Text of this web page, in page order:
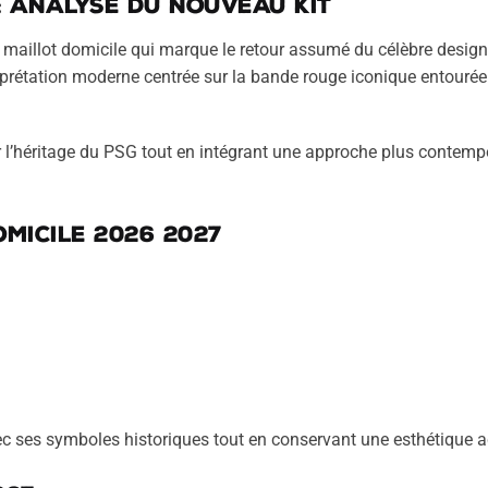
domicile qui marque le retour assumé du célèbre
moderne centrée sur la bande rouge iconique
du PSG tout en intégrant une approche plus
2026 2027
ses symboles historiques tout en conservant une esthétique